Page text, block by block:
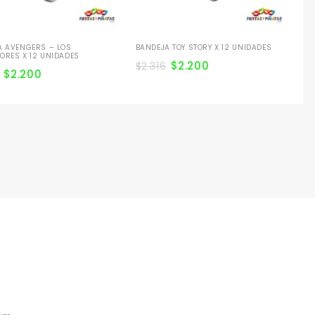
AVENGERS – LOS
X 12 UNIDADES
$2.200
BANDEJA TOY STORY X 12 UNIDADES
$2.316 $2.200